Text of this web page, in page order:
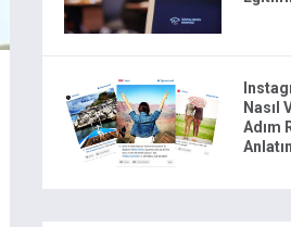
Nasıl
Adım